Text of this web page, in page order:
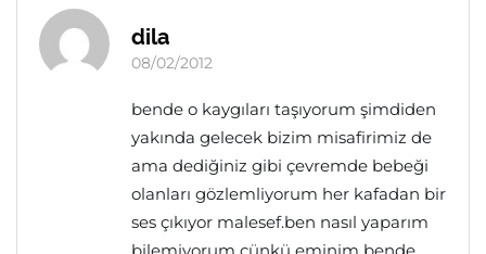
dila
08/02/2012
bende o kaygıları taşıyorum şimdiden
yakında gelecek bizim misafirimiz de
ama dediğiniz gibi çevremde bebeği
olanları gözlemliyorum her kafadan bir
ses çıkıyor malesef.ben nasıl yaparım